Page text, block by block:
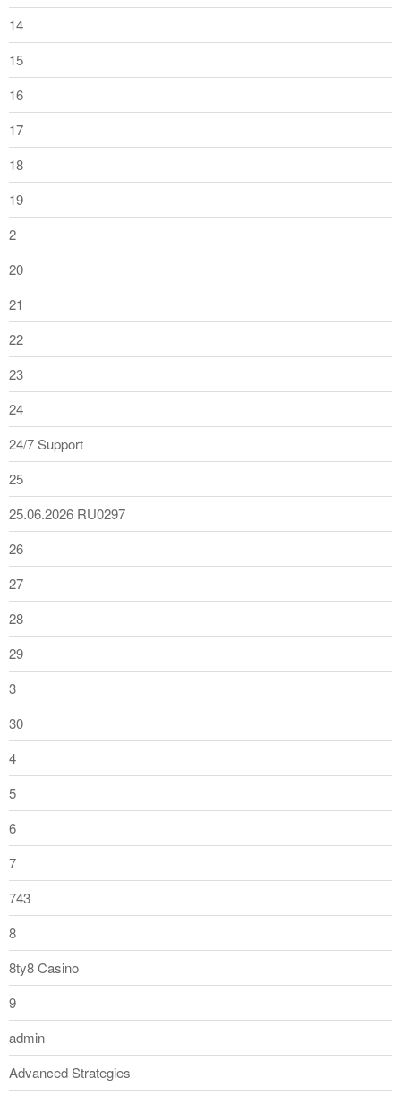
14
15
16
17
18
19
2
20
21
22
23
24
24/7 Support
25
25.06.2026 RU0297
26
27
28
29
3
30
4
5
6
7
743
8
8ty8 Casino
9
admin
Advanced Strategies